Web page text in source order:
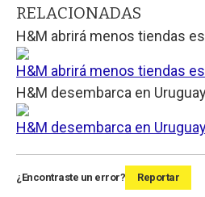
RELACIONADAS
H&M abrirá menos tiendas
H&M abrirá menos tiendas
H&M desembarca en
H&M desembarca en
¿Encontraste un error? Reportar